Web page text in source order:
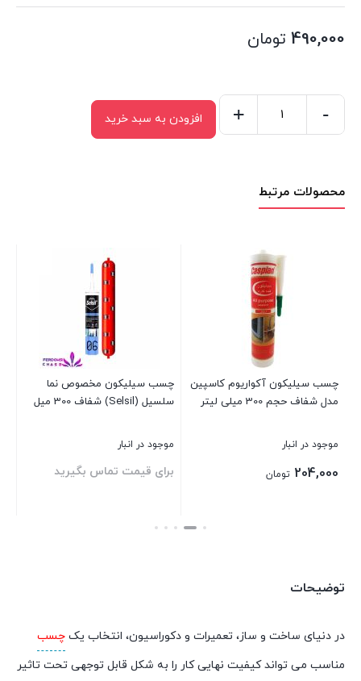
490,000 تومان
پلیمر
-
+ افزودن به سبد خرید
محصولات مرتبط
چسب سیلیکون آکواریوم کاسپین
مدل شفاف حجم 300 میلی لیتر
موجود در انبار
204,000 تومان
چسب سیلیکون مخصوص نما
سلسیل (Selsil) شفاف 300 میل
موجود در انبار
برای قیمت تماس بگیرید
بستن
توضیحات
در دنیای ساخت و ساز، تعمیرات و دکوراسیون، انتخاب یک چسب
مناسب می تواند کیفیت نهایی کار را به شکل قابل توجهی تحت تاثیر